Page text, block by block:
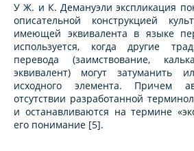
У Ж. и К. Демануэли экспликация
описательной конструкцией
имеющей эквивалента в языке
используется, когда другие
перевода (заимствование,
эквивалент) могут затуманить
исходного элемента. Причем
отсутствии разработанной
и останавливаются на термине
его понимание [5].